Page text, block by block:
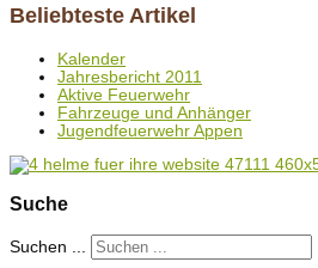
Beliebteste Artikel
Kalender
Jahresbericht 2011
Aktive Feuerwehr
Fahrzeuge und Anhänger
Jugendfeuerwehr Appen
Suche
Suchen ...